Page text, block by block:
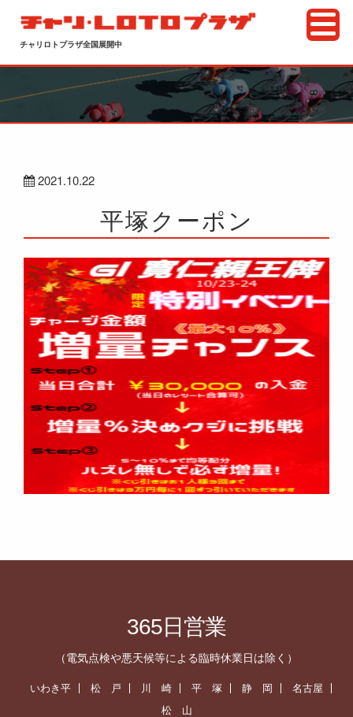
チャリロトプラザ全国展開中
2021.10.22
平塚クーポン
365日営業
（電気点検や悪天候等による臨時休業日は除く）
いわき平 松 戸 川 崎 平 塚 静 岡
名古屋
松 山